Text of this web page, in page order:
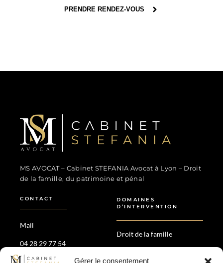
Gérer le consentement
PRENDRE RENDEZ-VOUS
MS AVOCAT – Cabinet STEFANIA Avocat à Lyon – Droit
de la famille, du patrimoine et pénal
CONTACT
Mail
04 28 29 77 54
DOMAINES
D’INTERVENTION
Droit de la famille
Droit patrimonial